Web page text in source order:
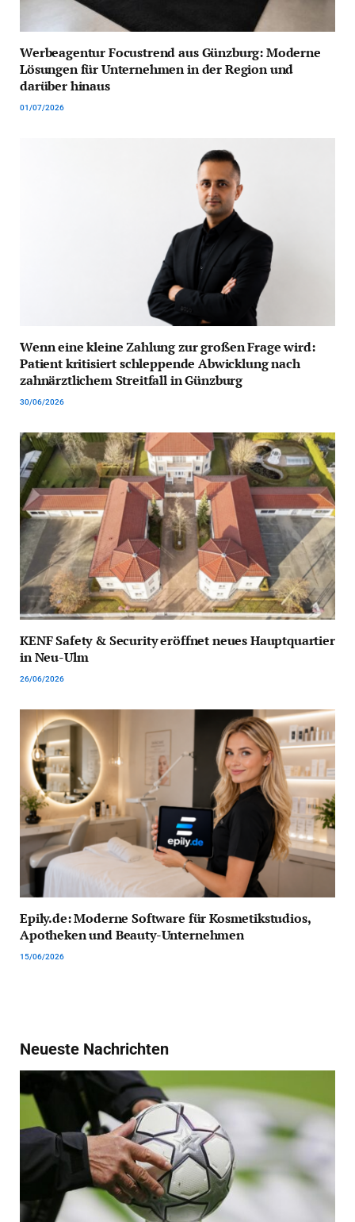
Werbeagentur Focustrend aus Günzburg: Moderne
Lösungen für Unternehmen in der Region und
darüber hinaus
01/07/2026
Wenn eine kleine Zahlung zur großen Frage wird:
Patient kritisiert schleppende Abwicklung nach
zahnärztlichem Streitfall in Günzburg
30/06/2026
KENF Safety & Security eröffnet neues Hauptquartier
in Neu-Ulm
26/06/2026
Epily.de: Moderne Software für Kosmetikstudios,
Apotheken und Beauty-Unternehmen
15/06/2026
Neueste Nachrichten